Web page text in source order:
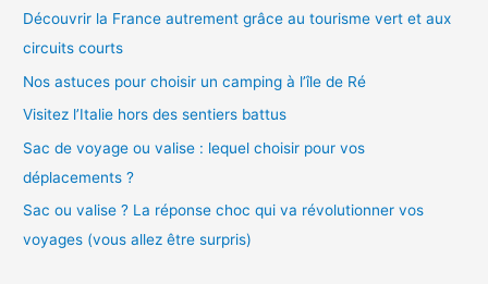
e
r
:
Découvrir la France autrement grâce au tourisme vert et aux
circuits courts
Nos astuces pour choisir un camping à l’île de Ré
Visitez l’Italie hors des sentiers battus
Sac de voyage ou valise : lequel choisir pour vos
déplacements ?
Sac ou valise ? La réponse choc qui va révolutionner vos
voyages (vous allez être surpris)